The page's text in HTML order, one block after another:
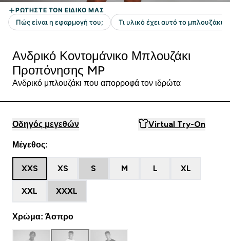
Ανδρικό Κοντομάνικο Μπλουζάκι
Προπόνησης MP
Ανδρικό μπλουζάκι που απορροφά τον ιδρώτα
Οδηγός μεγεθών Virtual Try-On
Μέγεθος:
XXS XS S M L XL
XXL XXXL
Χρώμα: Άσπρο